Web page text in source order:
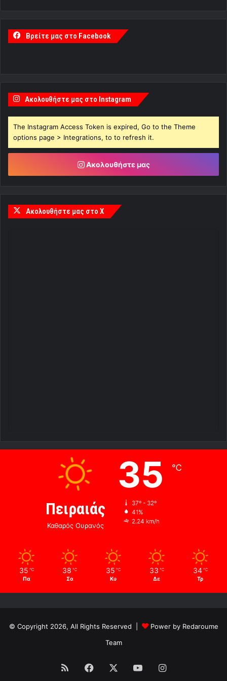
Βρείτε μας στο Facebook
Ακολουθήστε μας στο Instagram
The Instagram Access Token is expired, Go to the Theme
options page > Integrations, to to refresh it.
Ακολουθήστε μας
Ακολουθήστε μας στο X
Πειραιάς
Καθαρός Ουρανός
35 ℃
37º - 32º
41%
2.24 km/h
35 ℃
Πα
38 ℃
Σα
35 ℃
Κυ
33 ℃
Δε
34 ℃
Τρ
© Copyright 2026, All Rights Reserved |
Power by Redaroume
Team
RSS Facebook YouTubeInstagram